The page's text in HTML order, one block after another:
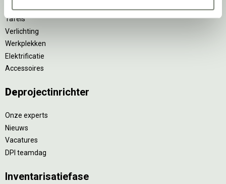
Tafels
Verlichting
Werkplekken
Elektrificatie
Accessoires
Deprojectinrichter
Onze experts
Nieuws
Vacatures
DPI teamdag
Inventarisatiefase